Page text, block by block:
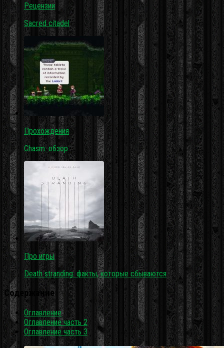
Рецензии
Sacred citadel
Прохождения
Chasm: обзор
Про игры
Death stranding: факты, которые сбываются
Содержание
Оглавление
Оглавление часть 2
Оглавление часть 3